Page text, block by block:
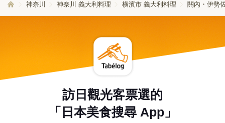
神奈川 神奈川 義大利料理 横濱市 義大利料理 關內・伊勢
訪日觀光客票選的
「日本美食搜尋 App」